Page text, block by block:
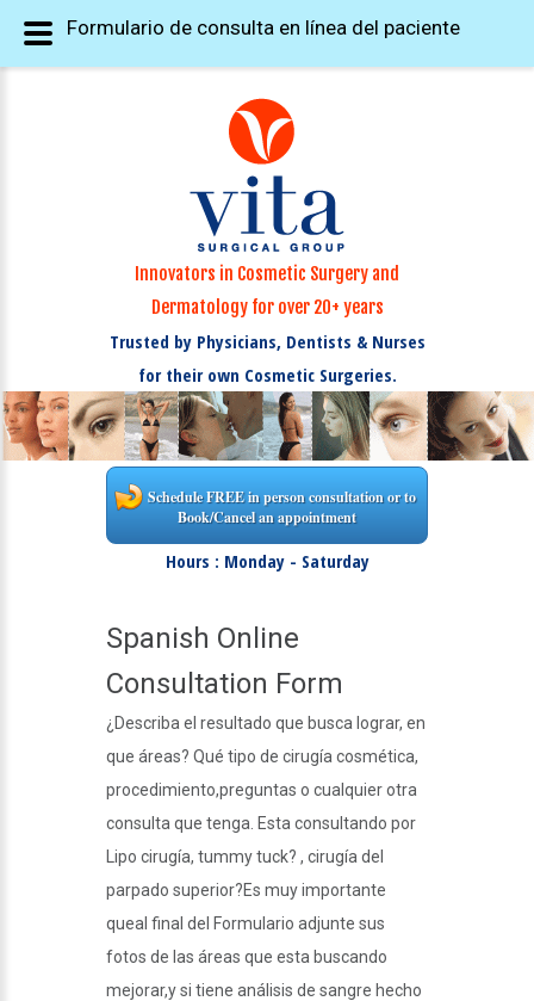
Innovators in Cosmetic Surgery and
Dermatology for over 20+ years
Trusted by Physicians, Dentists & Nurses
for their own Cosmetic Surgeries.
Schedule FREE in person consultation or to
Book/Cancel an appointment
Hours : Monday - Saturday
Spanish Online
Consultation Form
¿Describa el resultado que busca lograr, en
que áreas? Qué tipo de cirugía cosmética,
procedimiento,preguntas o cualquier otra
consulta que tenga. Esta consultando por
Lipo cirugía, tummy tuck? , cirugía del
parpado superior?Es muy importante
queal final del Formulario adjunte sus
fotos de las áreas que esta buscando
mejorar,y si tiene análisis de sangre hecho
Formulario de consulta en línea del paciente